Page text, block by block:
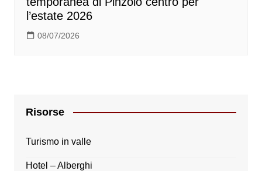
l’estate 2026
08/07/2026
Risorse
Turismo in valle
Hotel – Alberghi